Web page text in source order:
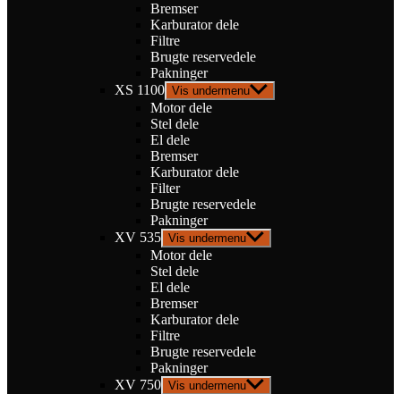
Bremser
Karburator dele
Filtre
Brugte reservedele
Pakninger
XS 1100 Vis undermenu
Motor dele
Stel dele
El dele
Bremser
Karburator dele
Filter
Brugte reservedele
Pakninger
XV 535 Vis undermenu
Motor dele
Stel dele
El dele
Bremser
Karburator dele
Filtre
Brugte reservedele
Pakninger
XV 750 Vis undermenu